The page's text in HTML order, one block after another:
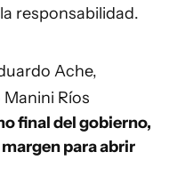
responsabilidad.
Ache,
Ríos
final del gobierno,
para abrir